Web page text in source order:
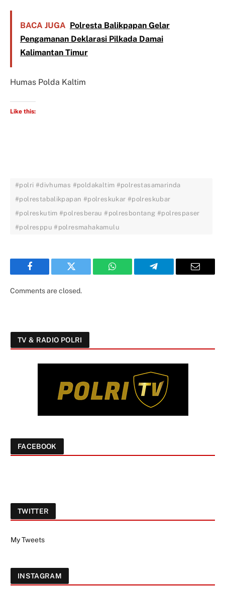
BACA JUGA Polresta Balikpapan Gelar
Pengamanan Deklarasi Pilkada Damai
Kalimantan Timur
Humas Polda Kaltim
Like this:
#polri #divhumas #poldakaltim #polrestasamarinda
#polrestabalikpapan #polreskukar #polreskubar
#polreskutim #polresberau #polresbontang #polrespaser
#polresppu #polresmahakamulu
Facebook Twitter WhatsApp Telegram Email
Comments are closed.
TV & RADIO POLRI
FACEBOOK
TWITTER
My Tweets
INSTAGRAM